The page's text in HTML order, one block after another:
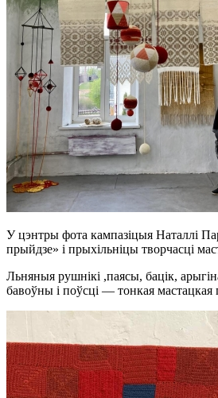
У цэнтры фота кампазіцыя Наталлі
прыйдзе» і прыхільніцы творчасці
Льняныя рушнікі ,паясы, бацік,
бавоўны і поўсці — тонкая мастацкая